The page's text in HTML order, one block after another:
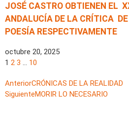
JOSÉ CASTRO OBTIENEN EL
ANDALUCÍA DE LA CRÍTICA
POESÍA RESPECTIVAMENTE
octubre 20, 2025
1 2 3 … 10
AnteriorCRÓNICAS DE LA REALIDAD
SiguienteMORIR LO NECESARIO